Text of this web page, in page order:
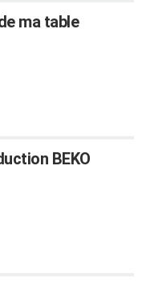
ma table
BEKO